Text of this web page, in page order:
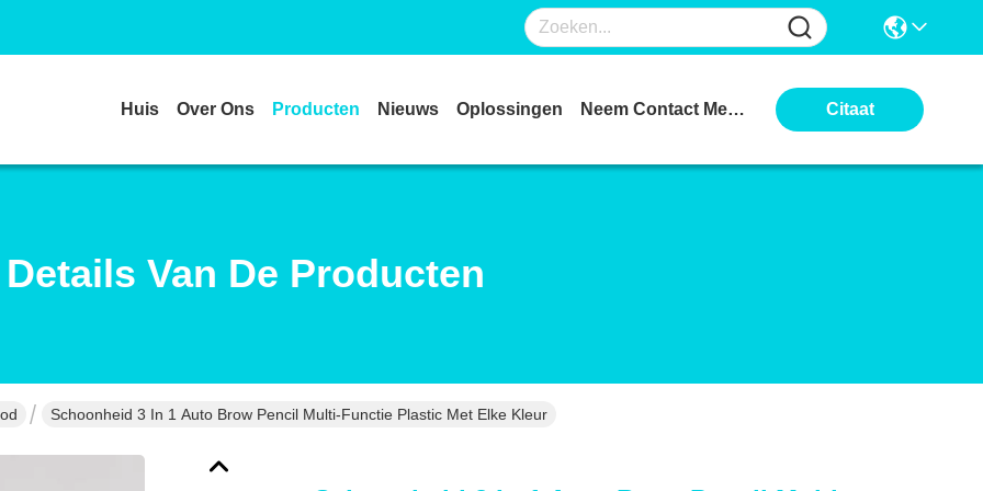
Huis Over Ons Producten Nieuws Oplossingen Neem Contact Met Ons Op Citaat
Details Van De Producten
Schoonheid 3 In 1 Auto Brow Pencil Multi-Functie Plastic Met Elke Kleur